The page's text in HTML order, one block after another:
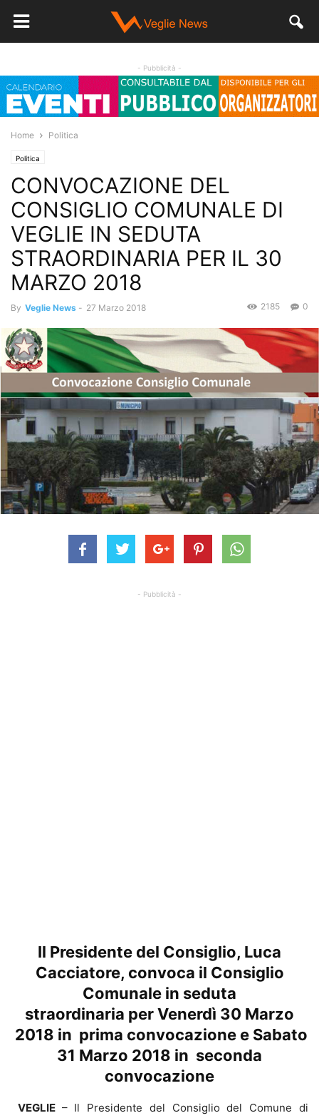
- Pubblicità -
Home Politica
Politica
CONVOCAZIONE DEL
CONSIGLIO COMUNALE DI
VEGLIE IN SEDUTA
STRAORDINARIA PER IL 30
MARZO 2018
By Veglie News - 27 Marzo 2018 0
2185
- Pubblicità -
Il Presidente del Consiglio, Luca
Cacciatore, convoca il Consiglio
Comunale in seduta
straordinaria per Venerdì 30 Marzo
2018 in prima convocazione e Sabato
31 Marzo 2018 in seconda
convocazione
VEGLIE – Il Presidente del Consiglio del Comune di